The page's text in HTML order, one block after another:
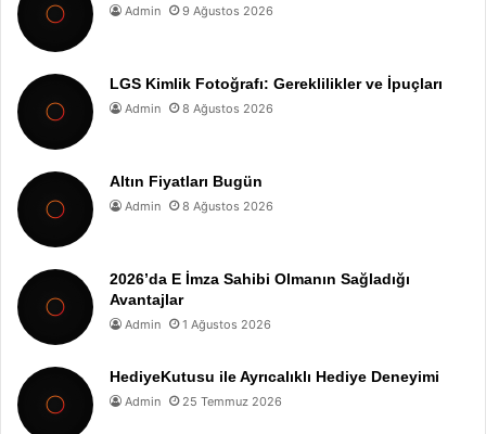
Admin 9 Ağustos 2026
LGS Kimlik Fotoğrafı: Gereklilikler ve İpuçları
Admin 8 Ağustos 2026
Altın Fiyatları Bugün
Admin 8 Ağustos 2026
2026’da E İmza Sahibi Olmanın Sağladığı
Avantajlar
Admin 1 Ağustos 2026
HediyeKutusu ile Ayrıcalıklı Hediye Deneyimi
Admin 25 Temmuz 2026